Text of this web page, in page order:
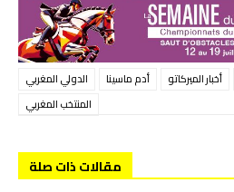
أخبار الميركاتو أدم ماسينا
الدولي المغربي
المنتخب المغربي
مقالات ذات صلة